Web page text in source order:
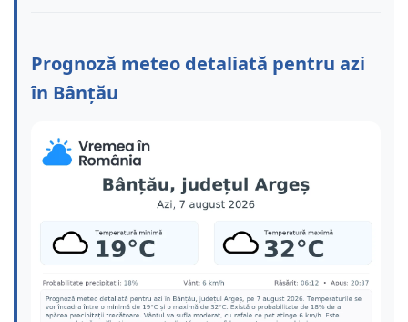
Prognoză meteo detaliată pentru azi
în Bânțău